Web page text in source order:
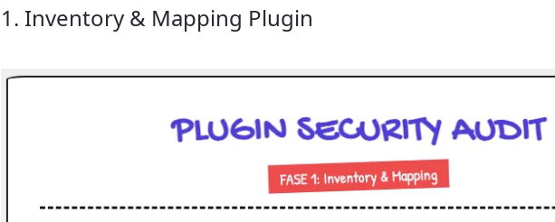
1. Inventory & Mapping Plugin